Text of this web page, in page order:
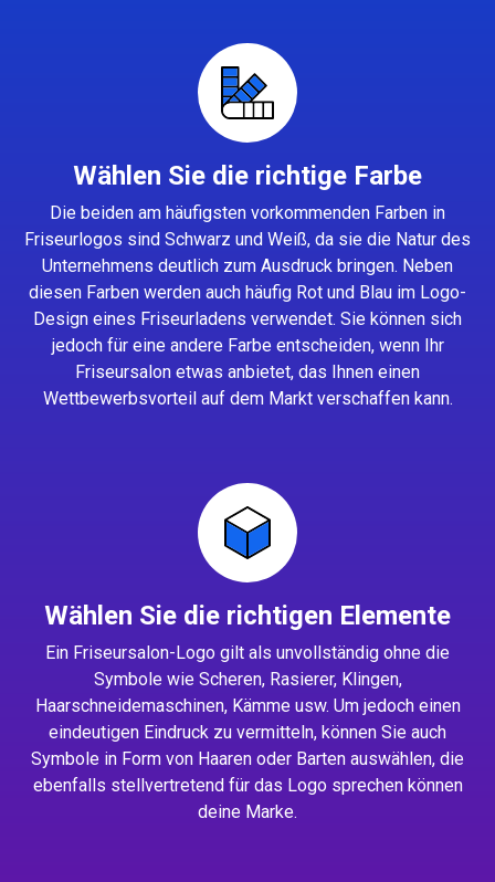
Wählen Sie die richtige Farbe
Die beiden am häufigsten vorkommenden Farben in
Friseurlogos sind Schwarz und Weiß, da sie die Natur des
Unternehmens deutlich zum Ausdruck bringen. Neben
diesen Farben werden auch häufig Rot und Blau im Logo-
Design eines Friseurladens verwendet. Sie können sich
jedoch für eine andere Farbe entscheiden, wenn Ihr
Friseursalon etwas anbietet, das Ihnen einen
Wettbewerbsvorteil auf dem Markt verschaffen kann.
Wählen Sie die richtigen Elemente
Ein Friseursalon-Logo gilt als unvollständig ohne die
Symbole wie Scheren, Rasierer, Klingen,
Haarschneidemaschinen, Kämme usw. Um jedoch einen
eindeutigen Eindruck zu vermitteln, können Sie auch
Symbole in Form von Haaren oder Barten auswählen, die
ebenfalls stellvertretend für das Logo sprechen können
deine Marke.